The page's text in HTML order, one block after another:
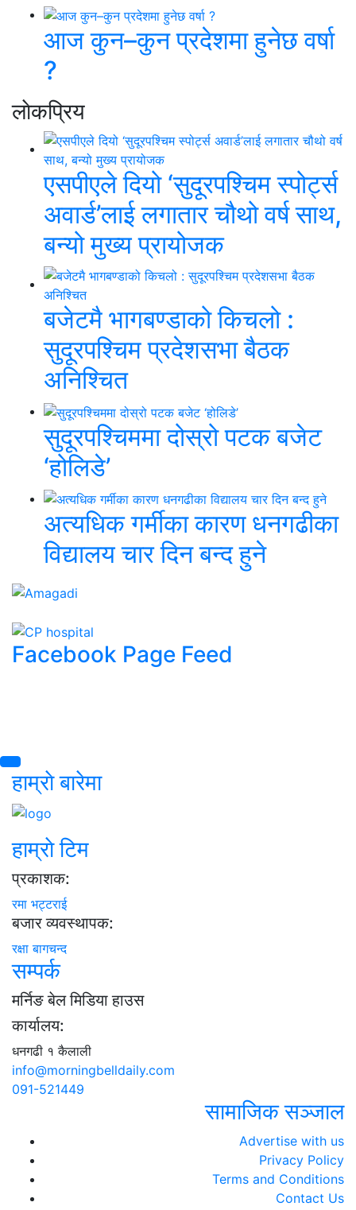
आज कुन–कुन प्रदेशमा हुनेछ वर्षा
?
लाेकप्रिय
एसपीएले दियो ‘सुदूरपश्चिम स्पोर्ट्स
अवार्ड’लाई लगातार चौथो वर्ष साथ,
बन्यो मुख्य प्रायोजक
बजेटमै भागबण्डाको किचलो :
सुदूरपश्चिम प्रदेशसभा बैठक
अनिश्चित
सुदूरपश्चिममा दोस्रो पटक बजेट
‘होलिडे’
अत्यधिक गर्मीका कारण धनगढीका
विद्यालय चार दिन बन्द हुने
Facebook Page Feed
हाम्राे बारेमा
हाम्राे टिम
प्रकाशक:
रमा भट्टराई
बजार व्यवस्थापक:
रक्षा बागचन्द
सम्पर्क
मर्निङ बेल मिडिया हाउस
कार्यालय:
धनगढी १ कैलाली
info@morningbelldaily.com
091-521449
सामाजिक सञ्जाल
Advertise with us
Privacy Policy
Terms and Conditions
Contact Us